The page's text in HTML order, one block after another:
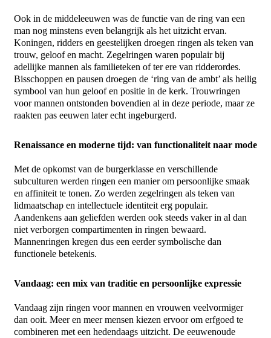
Ook in de middeleeuwen was de functie van de ring van een
man nog minstens even belangrijk als het uitzicht ervan.
Koningen, ridders en geestelijken droegen ringen als teken van
trouw, geloof en macht. Zegelringen waren populair bij
adellijke mannen als familieteken of ter ere van ridderordes.
Bisschoppen en pausen droegen de ‘ring van de ambt’ als heilig
symbool van hun geloof en positie in de kerk. Trouwringen
voormannen ontstonden bovendien al in deze periode, maar ze
raakten pas eeuwen later echt ingeburgerd.
Renaissance en moderne tijd: van functionaliteit naar mode
Met de opkomst van de burgerklasse en verschillende
subculturen werden ringen een manier om persoonlijke smaak
en affiniteit te tonen. Zo werden zegelringen als teken van
lidmaatschap en intellectuele identiteit erg populair.
Aandenkens aan geliefden werden ook steeds vaker in al dan
niet verborgen compartimenten in ringen bewaard.
Mannenringen kregen dus een eerder symbolische dan
functionele betekenis.
Vandaag: een mix van traditie en persoonlijke expressie
Vandaag zijn ringen voormannen en vrouwen veelvormiger
dan ooit. Meer en meer mensen kiezen ervoor om erfgoed te
combineren met een hedendaags uitzicht. De eeuwenoude